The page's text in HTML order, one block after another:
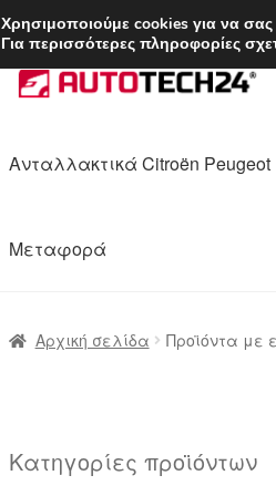
Απευθείας
μετάβαση
πλοήγηση
Μετάβαση
σε
Ανταλλακτικά Citroën Peugeot
Μεταφορά
Αρχική σελίδα Προϊόντα με
Κατηγορίες προϊόντων
Χρησιμοποιούμε cookies για να
Για περισσότερες πληροφορίες